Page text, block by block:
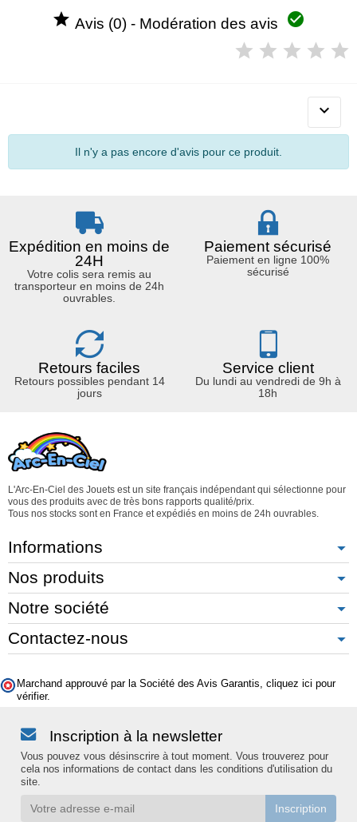
 Avis (0) - Modération des avis 

Il n'y a pas encore d'avis pour ce produit.
Expédition en moins de
24H
Votre colis sera remis au
transporteur en moins de 24h
ouvrables.
Paiement sécurisé
Paiement en ligne 100%
sécurisé
Retours faciles
Retours possibles pendant 14
jours
Service client
Du lundi au vendredi de 9h à
18h
L'Arc-En-Ciel des Jouets est un site français indépendant qui sélectionne pour
vous des produits avec de très bons rapports qualité/prix.
Tous nos stocks sont en France et expédiés en moins de 24h ouvrables.
Informations
Nos produits
Notre société
Contactez-nous
Marchand approuvé par la Société des Avis Garantis, cliquez ici pour
vérifier.
Inscription à la newsletter
Vous pouvez vous désinscrire à tout moment. Vous trouverez pour
cela nos informations de contact dans les conditions d'utilisation du
site.